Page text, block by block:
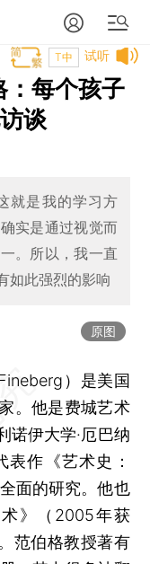
试听
T中
：每个孩子
谈
就是我的学习方
实是通过视觉而
。所以，我一直
如此强烈的影响
原图
）是美国
。他是费城艺术
诺伊大学·厄巴纳
作《艺术史：
面的研究。他也
》（2005年获
范伯格教授著有